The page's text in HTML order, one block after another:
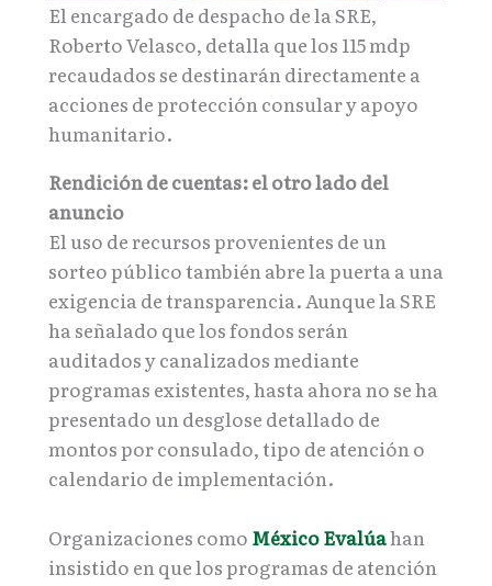
El encargado de despacho de la SRE,
Roberto Velasco, detalla que los 115 mdp
recaudados se destinarán directamente a
acciones de protección consular y apoyo
humanitario.
Rendición de cuentas: el otro lado del
anuncio
El uso de recursos provenientes de un
sorteo público también abre la puerta a una
exigencia de transparencia. Aunque la SRE
ha señalado que los fondos serán
auditados y canalizados mediante
programas existentes, hasta ahora no se ha
presentado un desglose detallado de
montos por consulado, tipo de atención o
calendario de implementación.
Organizaciones como México Evalúahan
insistido en que los programas de atención